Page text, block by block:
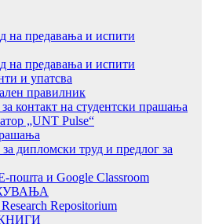
на предавањa и испити
на предавањa и испити
и упатсва
правилник
контакт на студентски прашања
„UNT Pulse“
дипломски труд и предлог за
пошта и Google Classroom
Repositorium